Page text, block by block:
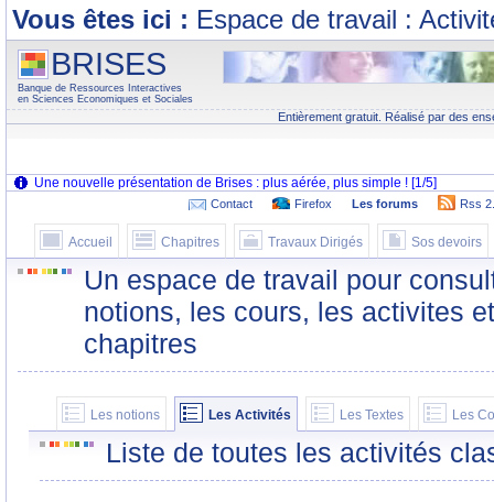
Vous êtes ici : Espace de travail :
BRISES
Banque de Ressources Interactives
en Sciences Economiques et Sociales
Entièrement gratuit. Réalisé par des
Contact Firefox Les forums Rss
Accueil Chapitres Travaux Dirigés Sos devoirs
Un espace de travail pour
notions, les cours, les activites
chapitres
Les notions Les Activités Les Textes Les
Liste de toutes les activités